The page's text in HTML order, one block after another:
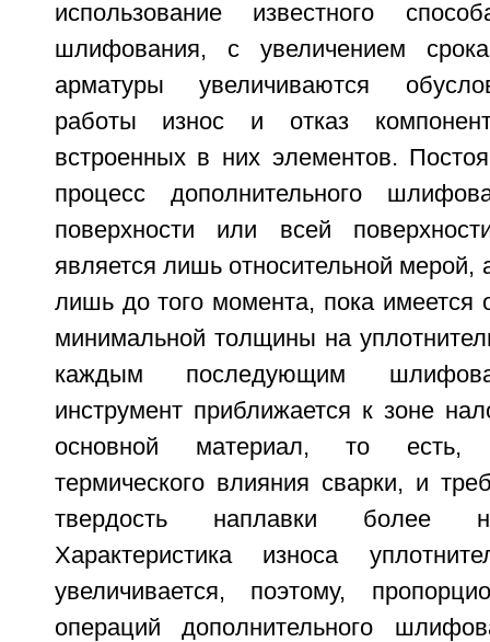
использование известного
шлифования, с увеличением
арматуры увеличиваются
работы износ и отказ
встроенных в них элементов.
процесс дополнительного
поверхности или всей
является лишь относительной
лишь до того момента, пока имеется
минимальной толщины на
каждым последующим
инструмент приближается к зоне
основной материал, то есть,
термического влияния сварки, и
твердость наплавки более
Характеристика износа
увеличивается, поэтому,
операций дополнительного